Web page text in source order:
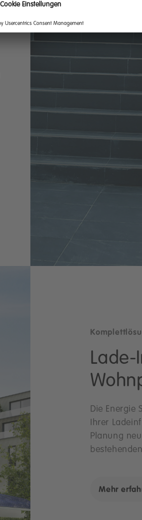
Lade-
Die
Ihrer
Planung
Mehr